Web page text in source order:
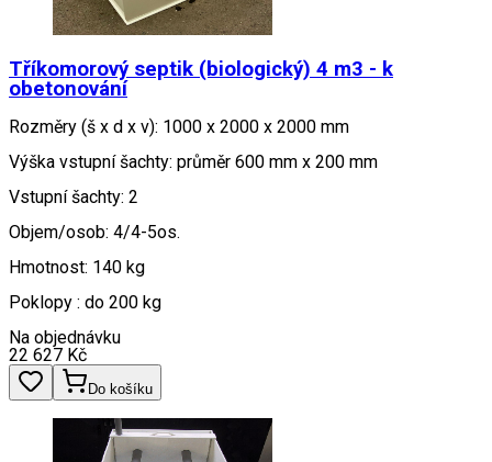
Tříkomorový septik (biologický) 4 m3 - k
obetonování
Rozměry (š x d x v): 1000 x 2000 x 2000 mm
Výška vstupní šachty: průměr 600 mm x 200 mm
Vstupní šachty: 2
Objem/osob: 4/4-5os.
Hmotnost: 140 kg
Poklopy : do 200 kg
Na objednávku
22 627 Kč
Do košíku